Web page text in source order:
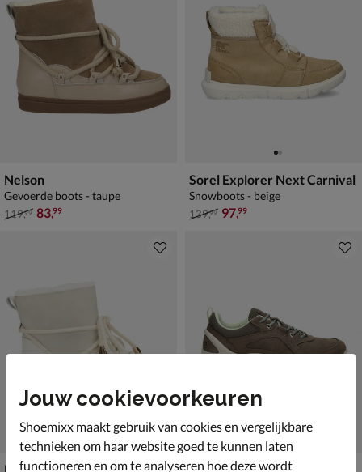
Nelson
Gevoerde boots - taupe
van € 119,99 voor € 83,99
119,99 83,99
Sorel Explorer Next Carnival
Snowboots - beige
van € 139,99 voor € 97,99
139,99 97,99
Jouw cookievoorkeuren
Shoemixx maakt gebruik van cookies en vergelijkbare
technieken om haar website goed te kunnen laten
functioneren en om te analyseren hoe deze wordt